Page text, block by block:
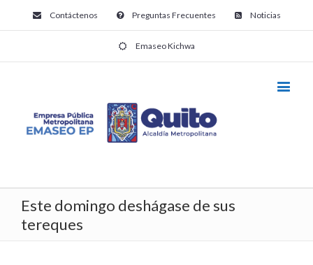
Contáctenos Preguntas Frecuentes Noticias
Emaseo Kichwa
Este domingo deshágase de sus
tereques